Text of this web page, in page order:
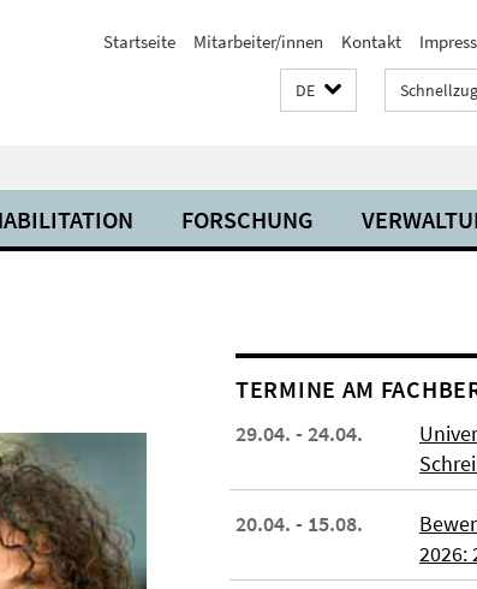
Startseite Mitarbeiter/innen Kontakt
DE
FORSCHUNG
TERMINE AM
29.04. - 24.04.
20.04. - 15.08.
2026: